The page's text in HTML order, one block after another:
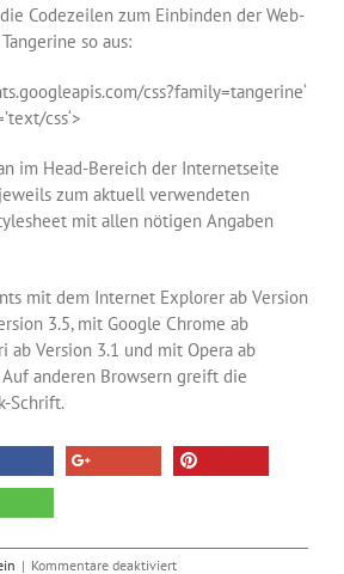
die Codezeilen zum Einbinden der Web-
so aus:
css?family=tangerine‘
css‘>
im Head-Bereich der Internetseite
zum aktuell verwendeten
mit allen nötigen Angaben
mit dem Internet Explorer ab Version
3.5, mit Google Chrome ab
ab Version 3.1 und mit Opera ab
anderen Browsern greift die
Schrift.
| Kommentare deaktiviertfür